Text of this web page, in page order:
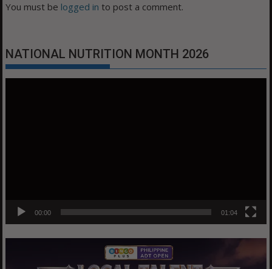
You must be logged in to post a comment.
NATIONAL NUTRITION MONTH 2026
00:00 01:04